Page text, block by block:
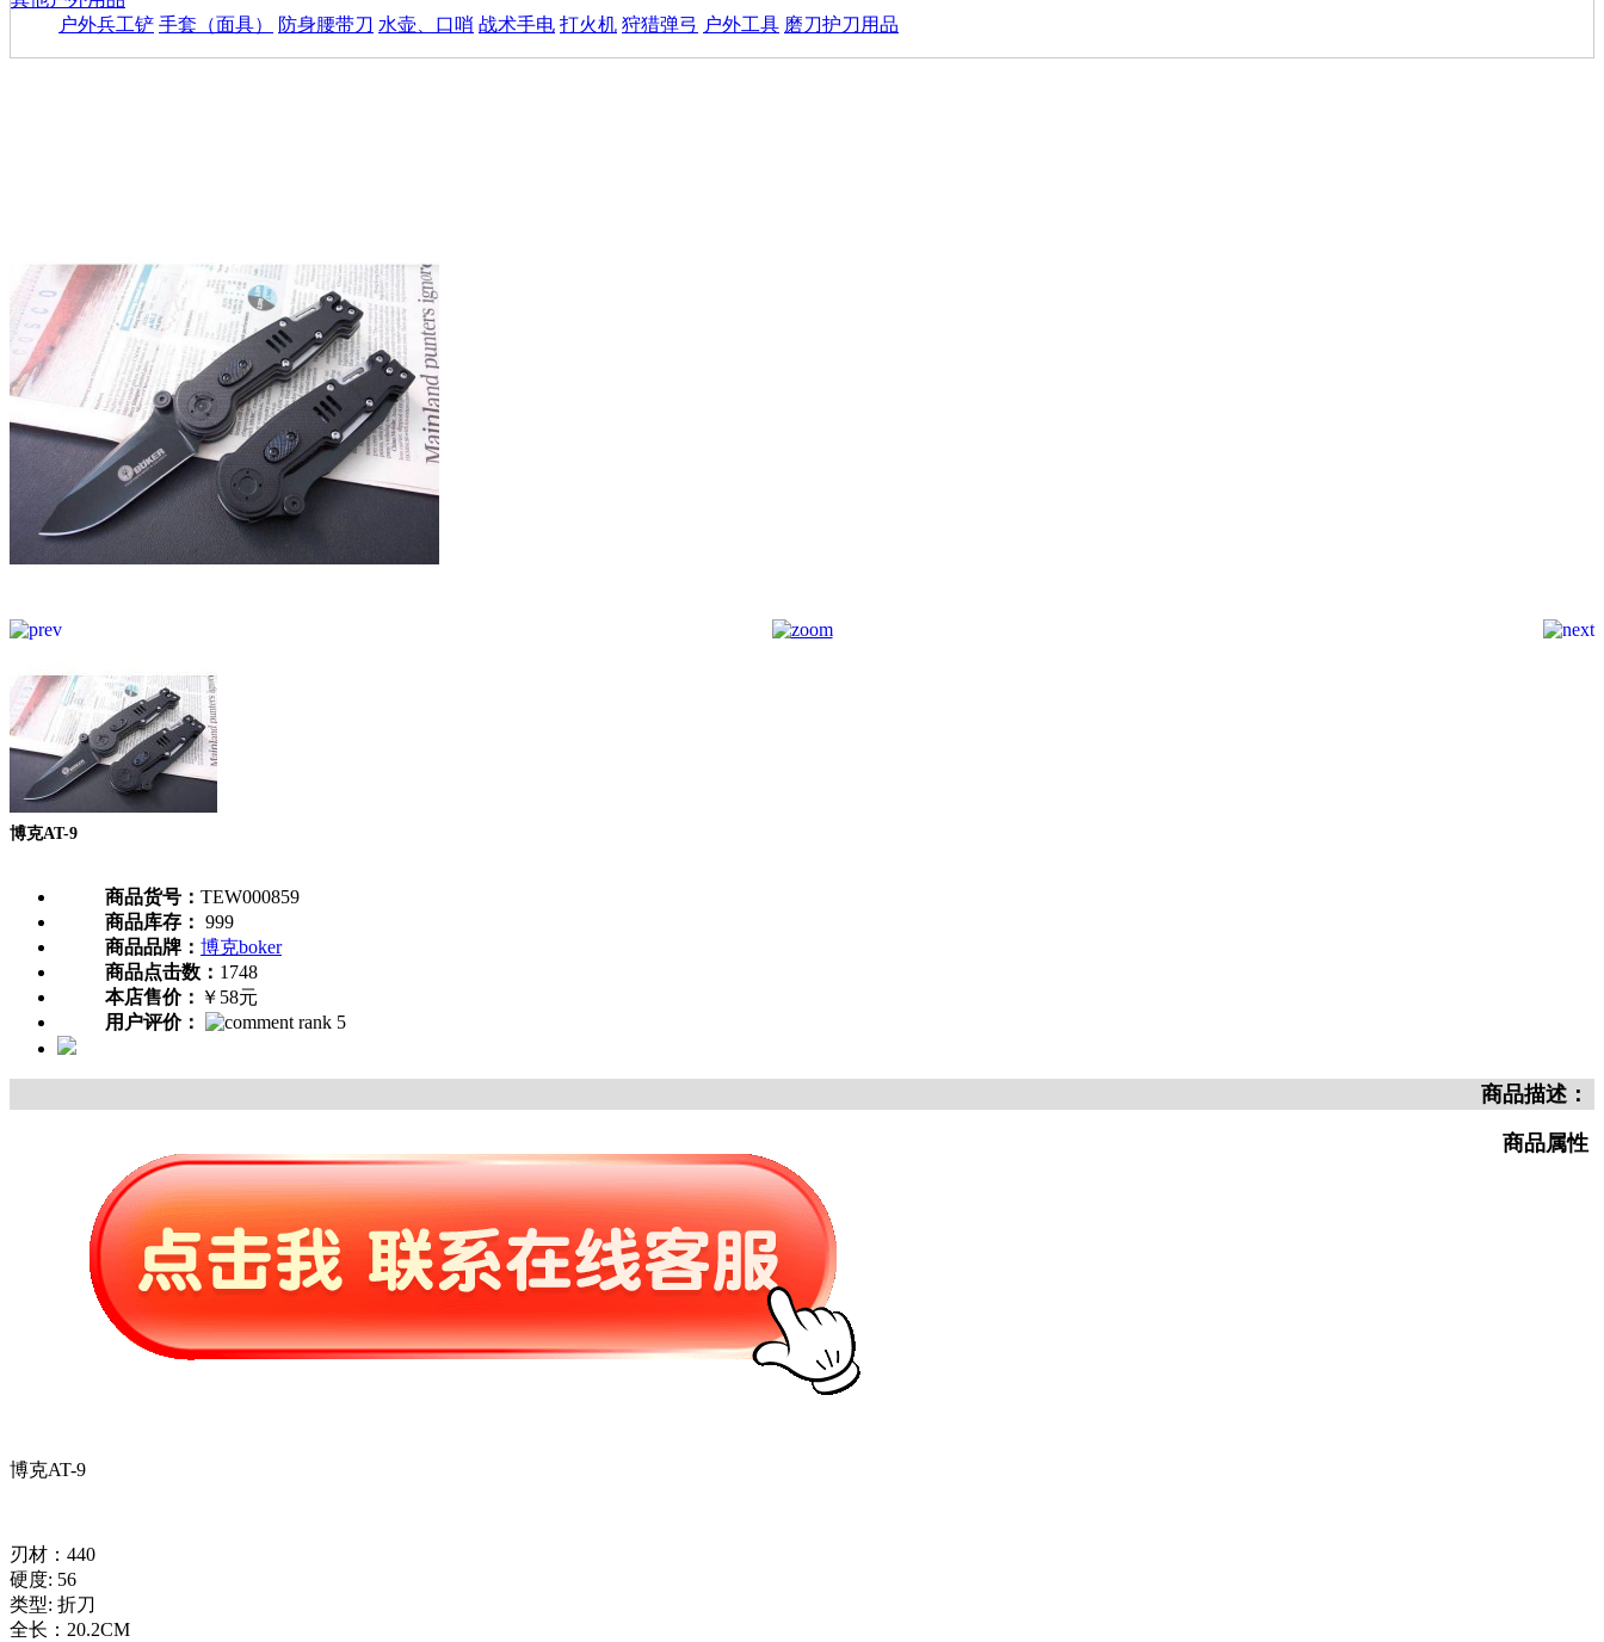
户外兵工铲 手套（面具） 防身腰带刀 水壶、口哨 战术手电 打火机 狩猎弹弓 户外工具 磨刀护刀用品
博克AT-9
商品货号： TEW000859
商品库存： 999
商品品牌： 博克boker
商品点击数： 1748
本店售价： ￥58元
用户评价：
商品描述：
商品属性
博克AT-9
刃材：440
硬度: 56
类型: 折刀
全长：20.2CM